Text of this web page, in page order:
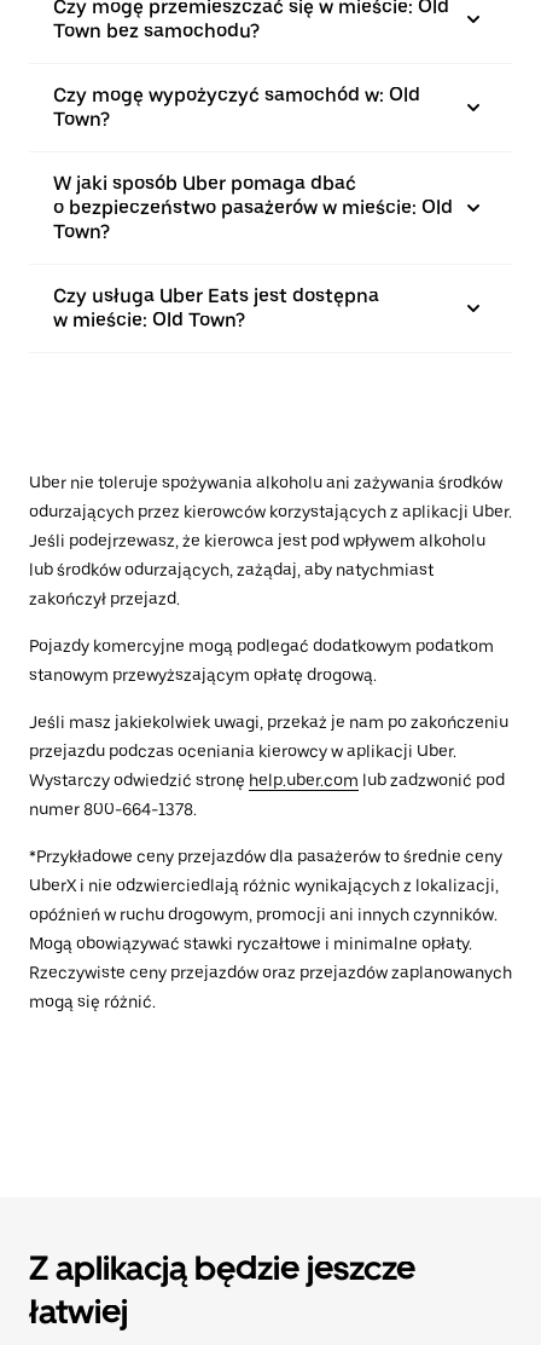
Czy mogę przemieszczać się w mieście: Old
Town bez samochodu?
Czy mogę wypożyczyć samochód w: Old
Town?
W jaki sposób Uber pomaga dbać
o bezpieczeństwo pasażerów w mieście: Old
Town?
Czy usługa Uber Eats jest dostępna
w mieście: Old Town?
Uber nie toleruje spożywania alkoholu ani zażywania środków
odurzających przez kierowców korzystających z aplikacji Uber.
Jeśli podejrzewasz, że kierowca jest pod wpływem alkoholu
lub środków odurzających, zażądaj, aby natychmiast
zakończył przejazd.
Pojazdy komercyjne mogą podlegać dodatkowym podatkom
stanowym przewyższającym opłatę drogową.
Jeśli masz jakiekolwiek uwagi, przekaż je nam po zakończeniu
przejazdu podczas oceniania kierowcy w aplikacji Uber.
Wystarczy odwiedzić stronę help.uber.com lub zadzwonić pod
numer 800-664-1378.
*Przykładowe ceny przejazdów dla pasażerów to średnie ceny
UberX i nie odzwierciedlają różnic wynikających z lokalizacji,
opóźnień w ruchu drogowym, promocji ani innych czynników.
Mogą obowiązywać stawki ryczałtowe i minimalne opłaty.
Rzeczywiste ceny przejazdów oraz przejazdów zaplanowanych
mogą się różnić.
Z aplikacją będzie jeszcze
łatwiej